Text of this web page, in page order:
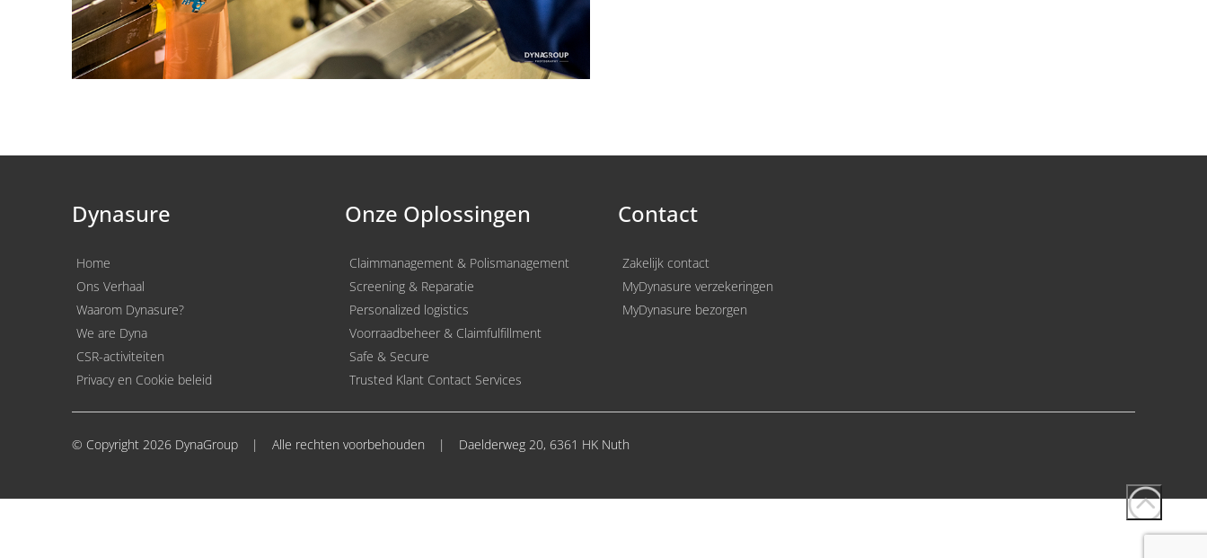
Dynasure
Home
Ons Verhaal
Waarom Dynasure?
We are Dyna
CSR-activiteiten
Privacy en Cookie beleid
Onze Oplossingen
Claimmanagement & Polismanagement
Screening & Reparatie
Personalized logistics
Voorraadbeheer & Claimfulfillment
Safe & Secure
Trusted Klant Contact Services
Contact
Zakelijk contact
MyDynasure verzekeringen
MyDynasure bezorgen
© Copyright 2026 DynaGroup | Alle rechten voorbehouden | Daelderweg 20, 6361 HK Nuth